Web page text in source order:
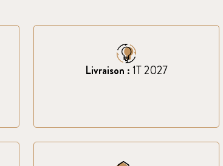
Livraison :1T 2027